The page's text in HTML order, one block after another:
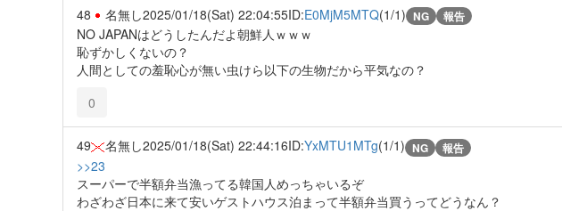
48 名無し2025/01/18(Sat) 22:04:55ID:E0MjM5MTQ(1/1) NG 報告
NO JAPANはどうしたんだよ朝鮮人ｗｗｗ
恥ずかしくないの？
人間としての羞恥心が無い虫けら以下の生物だから平気なの？
0
49 名無し2025/01/18(Sat) 22:44:16ID:YxMTU1MTg(1/1) NG 報告
>>23
スーパーで半額弁当漁ってる韓国人めっちゃいるぞ
わざわざ日本に来て安いゲストハウス泊まって半額弁当買うってどうなん？